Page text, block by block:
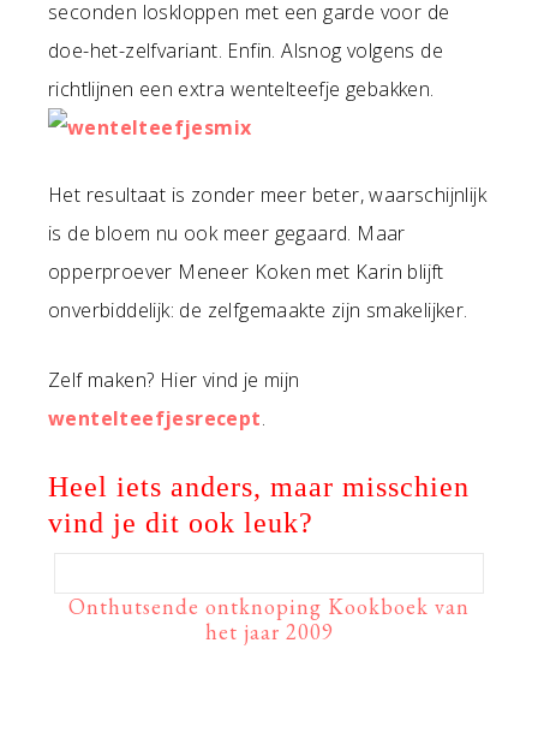
seconden loskloppen met een garde voor de
doe-het-zelfvariant. Enfin. Alsnog volgens de
richtlijnen een extra wentelteefje gebakken.
Het resultaat is zonder meer beter, waarschijnlijk
is de bloem nu ook meer gegaard. Maar
opperproever Meneer Koken met Karin blijft
onverbiddelijk: de zelfgemaakte zijn smakelijker.
Zelf maken? Hier vind je mijn
wentelteefjesrecept.
Heel iets anders, maar misschien
vind je dit ook leuk?
Onthutsende ontknoping Kookboek van
het jaar 2009